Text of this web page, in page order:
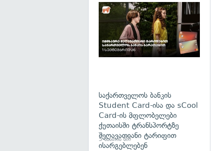
საქართველოს ბანკის
Student Card-ისა და sCool
Card-ის მფლობელები
ქუთაისში ტრანსპორტზე
შეღავათიანი ტარიფით
ისარგებლებენ
5 საათის წინ